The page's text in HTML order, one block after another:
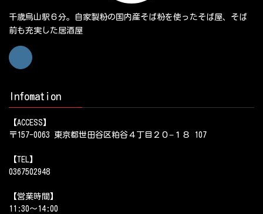
千歳烏山駅６分。自家製粉の国内産そば粉を使ったそば屋、そば
前も充実した居酒屋
Infomation
【ACCESS】
〒157-0063 東京都世田谷区粕谷４丁目２０−１８ 107
【TEL】
0367502948
【営業時間】
11:30～14:00